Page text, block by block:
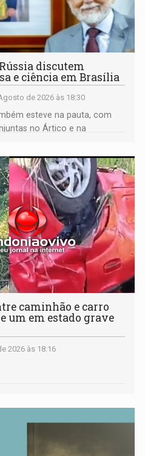
discutem
e ciência em Brasília
de 2026 às 18:30
esteve na pauta, com
no Ártico e na
caminhão e carro
um em estado grave
2026 às 18:16